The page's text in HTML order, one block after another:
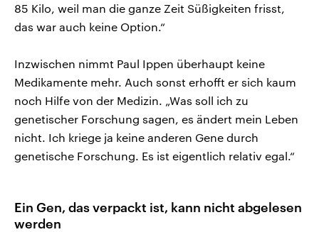
85 Kilo, weil man die ganze Zeit Süßigkeiten frisst,
das war auch keine Option.“
Inzwischen nimmt Paul Ippen überhaupt keine
Medikamente mehr. Auch sonst erhofft er sich kaum
noch Hilfe von der Medizin. „Was soll ich zu
genetischer Forschung sagen, es ändert mein Leben
nicht. Ich kriege ja keine anderen Gene durch
genetische Forschung. Es ist eigentlich relativ egal.“
Ein Gen, das verpackt ist, kann nicht abgelesen
werden